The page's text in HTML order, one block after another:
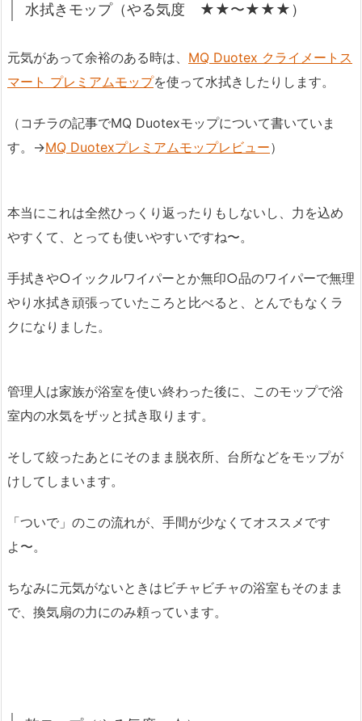
水拭きモップ（やる気度 ★★〜★★★）
元気があって余裕のある時は、 MQ Duotex クライメートス
マート プレミアムモップを使って水拭きしたりします。
（コチラの記事でMQ Duotexモップについて書いていま
す。→MQ Duotexプレミアムモップレビュー）
本当にこれは全然ひっくり返ったりもしないし、力を込め
やすくて、とっても使いやすいですね〜。
手拭きや○イックルワイパーとか無印○品のワイパーで無理
やり水拭き頑張っていたころと比べると、とんでもなくラ
クになりました。
管理人は家族が浴室を使い終わった後に、このモップで浴
室内の水気をザッと拭き取ります。
そして絞ったあとにそのまま脱衣所、台所などをモップが
けしてしまいます。
「ついで」のこの流れが、手間が少なくてオススメです
よ〜。
ちなみに元気がないときはビチャビチャの浴室もそのまま
で、換気扇の力にのみ頼っています。